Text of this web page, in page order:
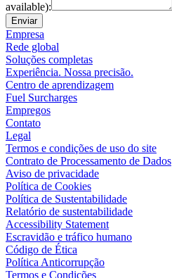
available):
Enviar
Empresa
Rede global
Soluções completas
Experiência. Nossa precisão.
Centro de aprendizagem
Fuel Surcharges
Empregos
Contato
Legal
Termos e condições de uso do site
Contrato de Processamento de Dados
Aviso de privacidade
Política de Cookies
Política de Sustentabilidade
Relatório de sustentabilidade
Accessibility Statement
Escravidão e tráfico humano
Código de Ética
Política Anticorrupção
Termos e Condições